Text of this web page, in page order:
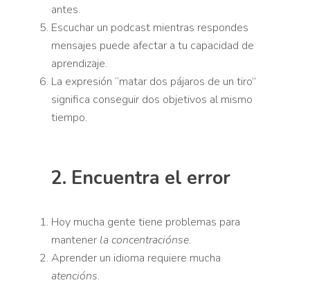
antes.
Escuchar un podcast mientras respondes
mensajes puede afectar a tu capacidad de
aprendizaje.
La expresión “matar dos pájaros de un tiro”
significa conseguir dos objetivos al mismo
tiempo.
2. Encuentra el error
Hoy mucha gente tiene problemas para
mantener la concentraciónse.
Aprender un idioma requiere mucha
atencións.